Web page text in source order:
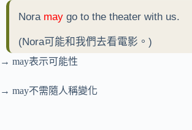
Nora may go to the theater with us.
(Nora可能和我們去看電影。)
→ may表示可能性
→ may不需隨人稱變化